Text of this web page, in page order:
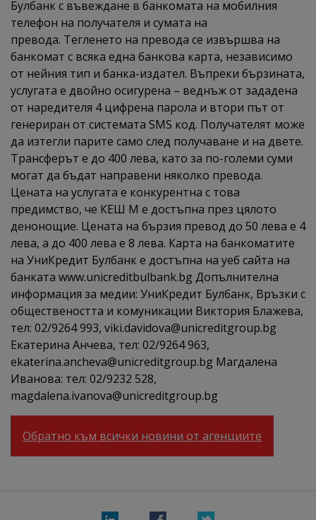
Булбанк с въвеждане в банкомата на мобилния
телефон на получателя и сумата на
превода. Тегленето на превода се извършва на
банкомат с всяка една банкова карта, независимо
от нейния тип и банка-издател. Въпреки бързината,
услугата е двойно осигурена – веднъж от зададена
от наредителя 4 цифрена парола и втори път от
генериран от системата SMS код. Получателят може
да изтегли парите само след получаване и на двете.
Трансферът е до 400 лева, като за по-големи суми
могат да бъдат направени няколко превода.
Цената на услугата е конкурентна с това
предимство, че КЕШ М е достъпна през цялото
денонощие. Цената на бързия превод до 50 лева е 4
лева, а до 400 лева е 8 лева. Карта на банкоматите
на УниКредит Булбанк е достъпна на уеб сайта на
банката www.unicreditbulbank.bg Допълнителна
информация за медии: УниКредит Булбанк, Връзки с
обществеността и комуникации Виктория Блажева,
тел: 02/9264 993, viki.davidova@unicreditgroup.bg
Екатерина Анчева, тел: 02/9264 963,
ekaterina.ancheva@unicreditgroup.bg Магдалена
Иванова: тел: 02/9232 528,
magdalena.ivanova@unicreditgroup.bg
Обратно към всички новини от агенциите